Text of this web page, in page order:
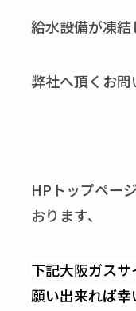
給水設備が凍結
弊社へ頂くお問
HPトップペー
おります、
下記大阪ガス
願い出来れば幸